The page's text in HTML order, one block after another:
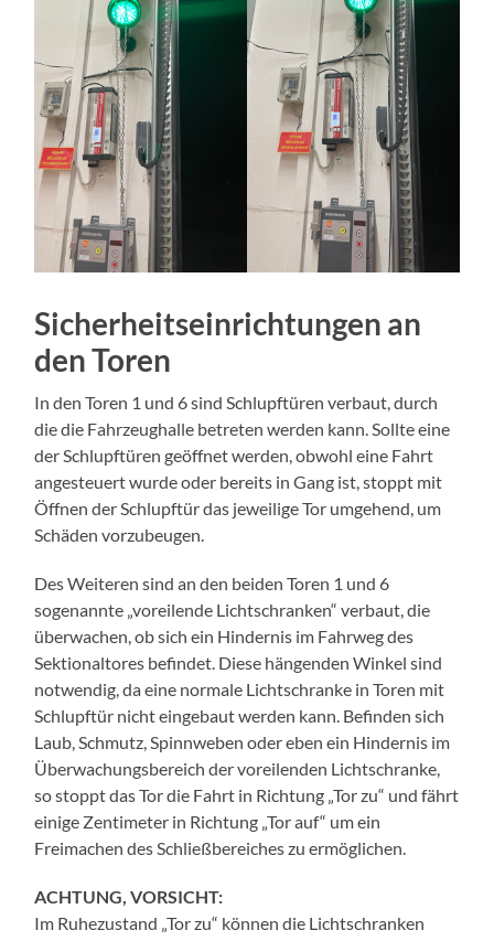
Sicherheitseinrichtungen an
den Toren
In den Toren 1 und 6 sind Schlupftüren verbaut, durch
die die Fahrzeughalle betreten werden kann. Sollte eine
der Schlupftüren geöffnet werden, obwohl eine Fahrt
angesteuert wurde oder bereits in Gang ist, stoppt mit
Öffnen der Schlupftür das jeweilige Tor umgehend, um
Schäden vorzubeugen.
Des Weiteren sind an den beiden Toren 1 und 6
sogenannte „voreilende Lichtschranken“ verbaut, die
überwachen, ob sich ein Hindernis im Fahrweg des
Sektionaltores befindet. Diese hängenden Winkel sind
notwendig, da eine normale Lichtschranke in Toren mit
Schlupftür nicht eingebaut werden kann. Befinden sich
Laub, Schmutz, Spinnweben oder eben ein Hindernis im
Überwachungsbereich der voreilenden Lichtschranke,
so stoppt das Tor die Fahrt in Richtung „Tor zu“ und fährt
einige Zentimeter in Richtung „Tor auf“ um ein
Freimachen des Schließbereiches zu ermöglichen.
ACHTUNG, VORSICHT:
Im Ruhezustand „Tor zu“ können die Lichtschranken